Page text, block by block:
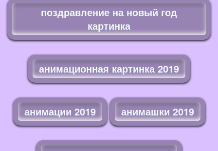
поздравление на новый год
картинка
анимационная картинка 2019
анимации 2019 анимашки 2019